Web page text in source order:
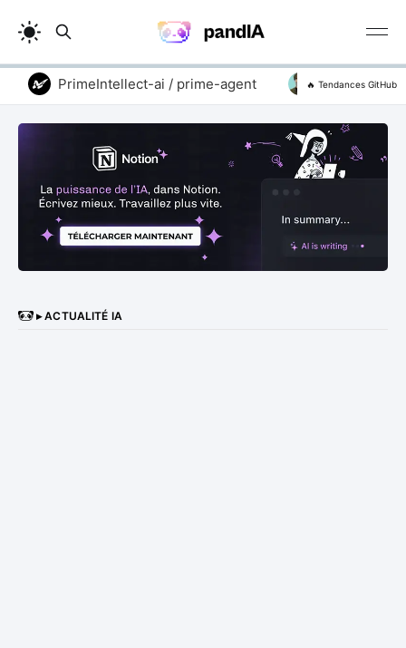
PrimeIntellect-ai / prime-agent addyosmani /
🔥 Tendances GitHub
▸ ACTUALITÉ IA